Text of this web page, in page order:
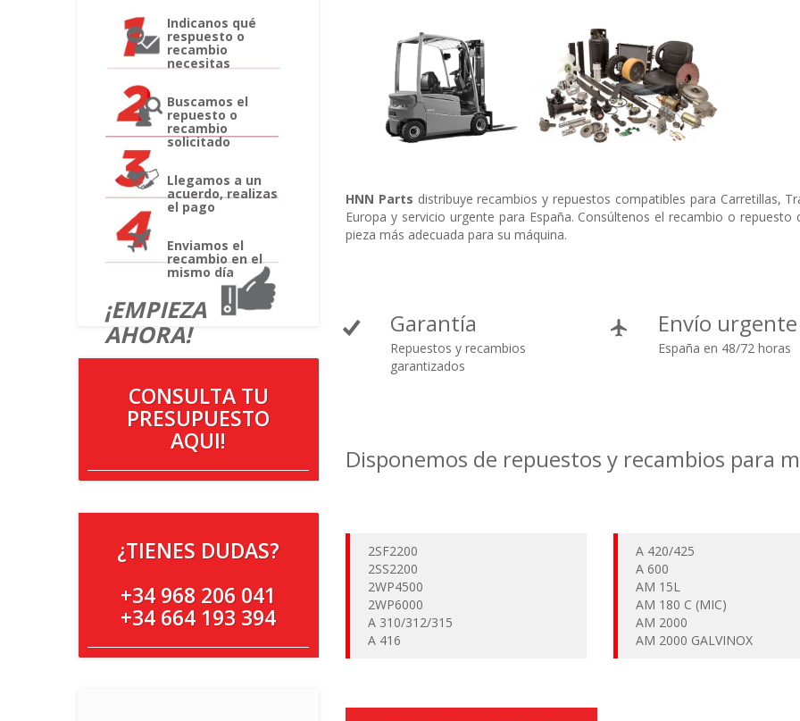
Indicanos qué
respuesto o
recambio
necesitas
Buscamos el
repuesto o
recambio
solicitado
Llegamos a un
acuerdo, realizas
el pago
Enviamos el
recambio en el
mismo día
¡EMPIEZA
AHORA!
CONSULTA TU
PRESUPUESTO
AQUI!
¿TIENES DUDAS?
+34 968 206 041
+34 664 193 394
HNN Parts distribuye recambios y repuestos compatibles para Carretillas,
Europa y servicio urgente para España. Consúltenos el recambio o
pieza más adecuada para su máquina.
Garantía
Repuestos y recambios
garantizados
Envío urgente
España en 48/72 horas
Disponemos de repuestos y recambios para
2SF2200
2SS2200
2WP4500
2WP6000
A 310/312/315
A 416
A 420/425
A 600
AM 15L
AM 180 C (MIC)
AM 2000
AM 2000 GALVINOX